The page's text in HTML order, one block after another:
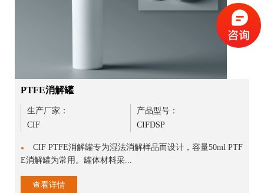
PTFE消解罐
生产厂家：
CIF
产品型号：
CIFDSP
●
CIF PTFE消解罐专为湿法消解样品而设计，容量50ml PTF
E消解罐为常用。罐体材料采...
查看详情